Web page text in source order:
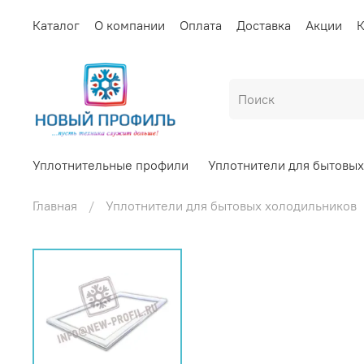
Каталог О компании Оплата Доставка Акции
Уплотнительные профили Уплотнители для
Главная Уплотнители для бытовых холодильников